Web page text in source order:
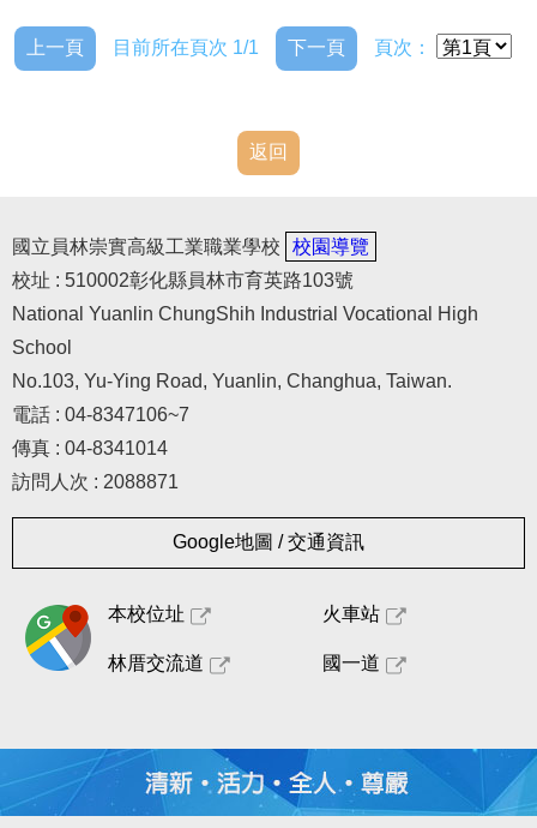
上一頁 目前所在頁次 1/1 下一頁 頁次：
返回
國立員林崇實高級工業職業學校
校園導覽
校址 : 510002彰化縣員林市育英路103號
National Yuanlin ChungShih Industrial Vocational High
School
No.103, Yu-Ying Road, Yuanlin, Changhua, Taiwan.
電話 : 04-8347106~7
傳真 : 04-8341014
訪問人次 : 2088871
Google地圖 / 交通資訊
本校位址 火車站
林厝交流道 國一道